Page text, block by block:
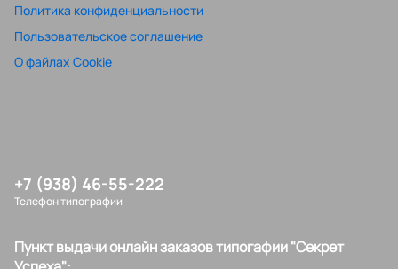
Политика конфиденциальности
Пользовательское соглашение
О файлах Cookie
+7 (938) 46-55-222
Телефон типографии
Пункт выдачи онлайн заказов типогафии "Секрет